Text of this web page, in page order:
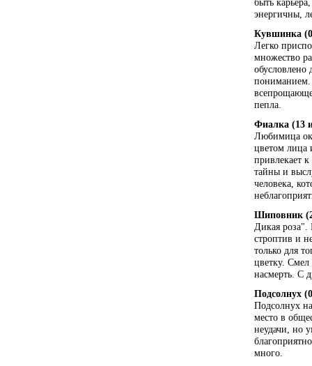
энергичны,
Кувшинка
Легко
множество
пониманием.
пепла.
Фиалка (13
Любимица
цветом лица
привлекает
тайны и
человека,
Шиповник
Дикая
строптив и
только для
цветку. Смел
насмерть. С
Подсолнух
Подсолнух
место в
неудачи, но
много.